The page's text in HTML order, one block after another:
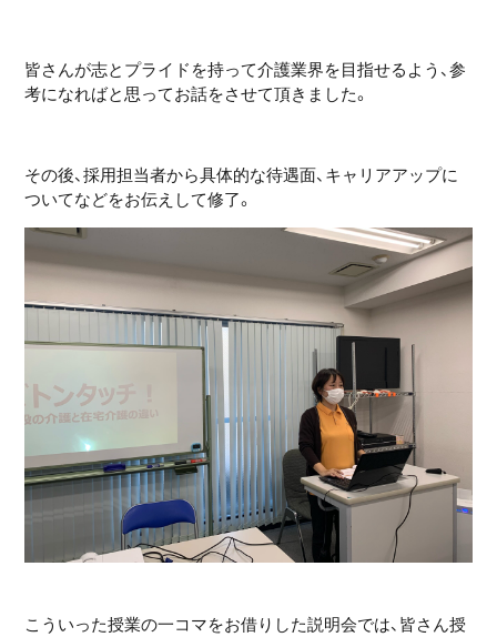
皆さんが志とプライドを持って介護業界を目指せるよう、参
考になればと思ってお話をさせて頂きました。
その後、採用担当者から具体的な待遇面、キャリアアップに
ついてなどをお伝えして修了。
こういった授業の一コマをお借りした説明会では、皆さん授